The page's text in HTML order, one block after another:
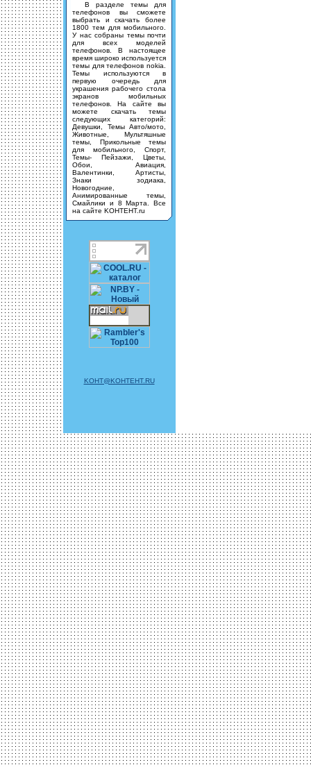
В разделе темы для
телефонов вы сможете
выбрать и скачать более
1800 тем для мобильного.
У нас собраны темы почти
для всех моделей
телефонов. В настоящее
время широко используется
темы для телефонов nokia.
Темы используются в
первую очередь для
украшения рабочего стола
экранов мобильных
телефонов. На сайте вы
можете скачать темы
следующих категорий:
Девушки, Темы Авто/мото,
Животные, Мультяшные
темы, Прикольные темы
для мобильного, Спорт,
Темы- Пейзажи, Цветы,
Обои, Авиация,
Валентинки, Артисты,
Знаки зодиака,
Новогодние,
Анимированные темы,
Смайлики и 8 Марта. Все
на сайте KOHTEHT.ru
KOHT@KOHTEHT.RU